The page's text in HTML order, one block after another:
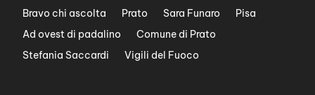
Bravo chi ascolta
Prato Sara Funaro
Pisa
Ad ovest di padalino
Comune di Prato
Stefania Saccardi
Vigili del Fuoco